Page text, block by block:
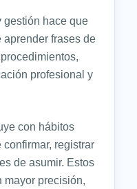
gestión hace que
aprender frases de
profesional y
con hábitos
registrar
de asumir. Estos
precisión,